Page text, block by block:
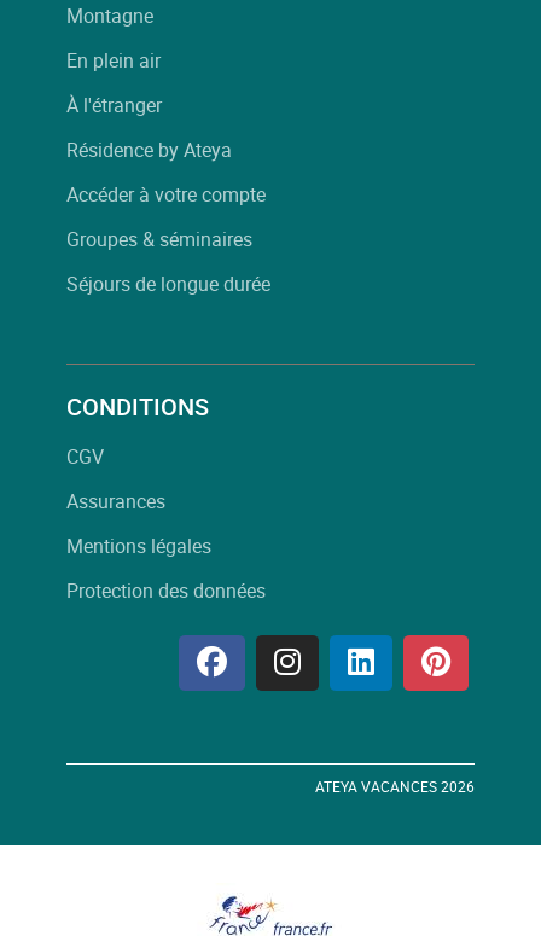
Montagne
En plein air
À l'étranger
Résidence by Ateya
Accéder à votre compte
Groupes & séminaires
Séjours de longue durée
CONDITIONS
CGV
Assurances
Mentions légales
Protection des données
ATEYA VACANCES 2026